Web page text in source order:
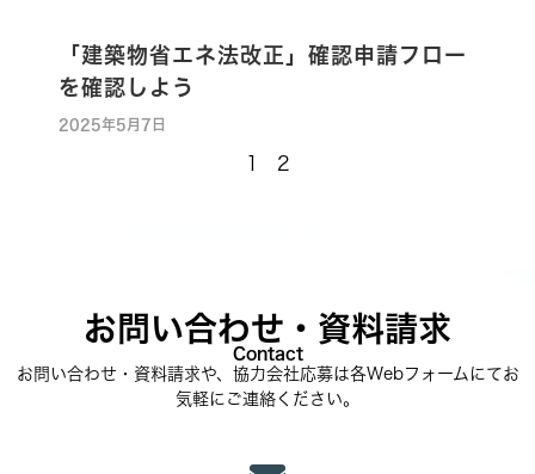
「建築物省エネ法改正」確認申請フロー
を確認しよう
2025年5月7日
1 2
お問い合わせ・資料請求
Contact
お問い合わせ・資料請求や、協力会社応募は各Webフォームにてお
気軽にご連絡ください。